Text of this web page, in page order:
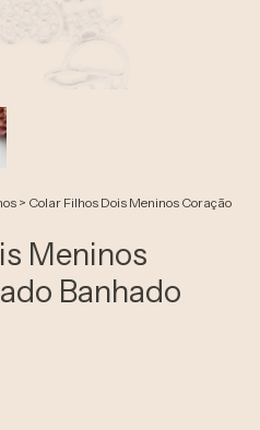
> Colar Filhos Dois Meninos Coração
Meninos
Banhado